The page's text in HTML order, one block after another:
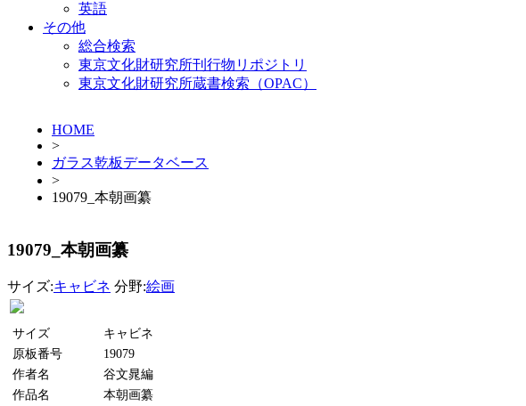
英語
その他
総合検索
東京文化財研究所刊行物リポジトリ
東京文化財研究所蔵書検索（OPAC）
HOME
>
ガラス乾板データベース
>
19079_本朝画纂
19079_本朝画纂
サイズ:キャビネ 分野:絵画
サイズ
キャビネ
原板番号
19079
作者名
谷文晁編
作品名
本朝画纂